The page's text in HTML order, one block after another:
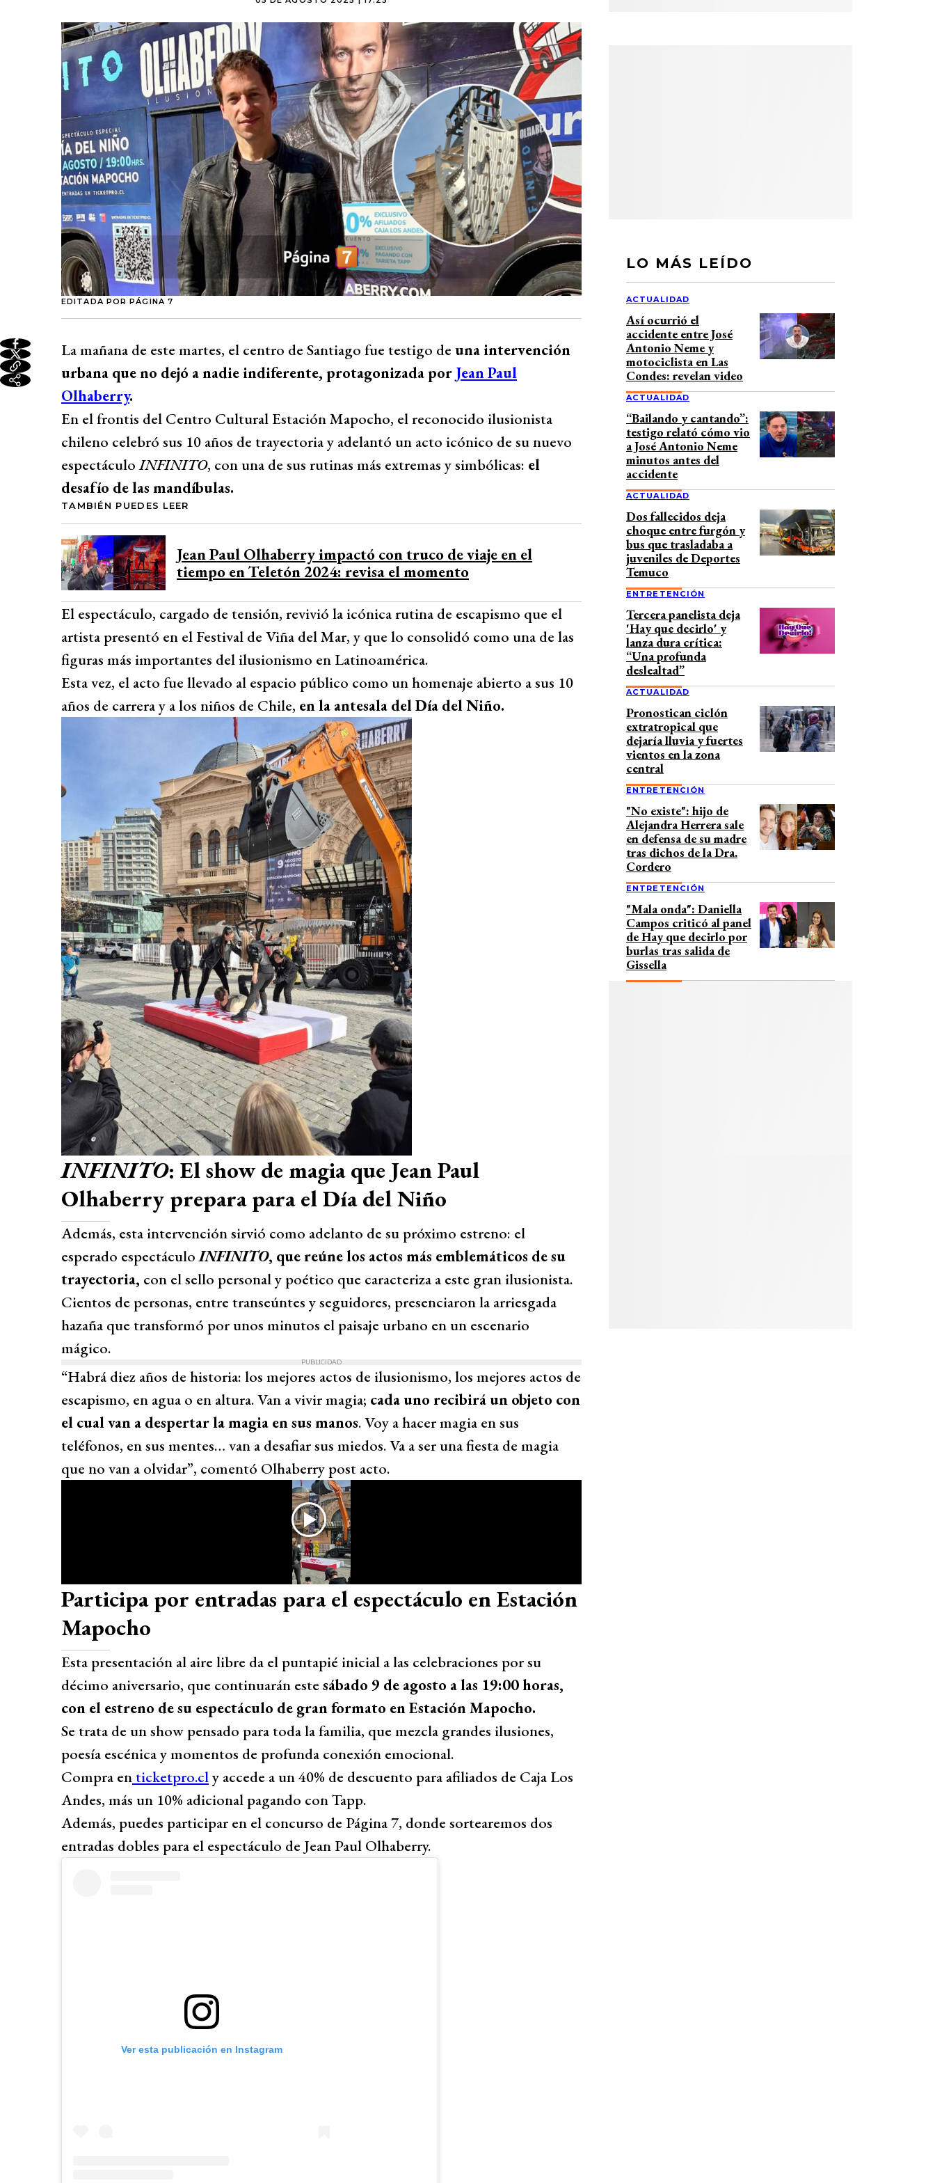
EDITADA POR PÁGINA 7
La mañana de este martes, el centro de Santiago fue testigo de una intervención
urbana que no dejó a nadie indiferente, protagonizada por Jean Paul
Olhaberry.
En el frontis del Centro Cultural Estación Mapocho, el reconocido ilusionista
chileno celebró sus 10 años de trayectoria y adelantó un acto icónico de su nuevo
espectáculoINFINITO, con una de sus rutinas más extremas y simbólicas: el
desafío de las mandíbulas.
TAMBIÉN PUEDES LEER
Jean Paul Olhaberry impactó con truco de viaje en el
tiempo en Teletón 2024: revisa el momento
El espectáculo, cargado de tensión, revivió la icónica rutina de escapismo que el
artista presentó en el Festival de Viña del Mar, y que lo consolidó como una de las
figuras más importantes del ilusionismo en Latinoamérica.
Esta vez, el acto fue llevado al espacio público como un homenaje abierto a sus 10
años de carrera y a los niños de Chile, en la antesala del Día del Niño.
INFINITO: El show de magia que Jean Paul
Olhaberry prepara para el Día del Niño
Además, esta intervención sirvió como adelanto de su próximo estreno: el
esperado espectáculo INFINITO, que reúne los actos más emblemáticos de su
trayectoria, con el sello personal y poético que caracteriza a este gran ilusionista.
Cientos de personas, entre transeúntes y seguidores, presenciaron la arriesgada
hazaña que transformó por unos minutos el paisaje urbano en un escenario
mágico.
PUBLICIDAD
“Habrá diez años de historia: los mejores actos de ilusionismo, los mejores actos de
escapismo, en agua o en altura. Van a vivir magia; cada uno recibirá un objeto con
el cual van a despertar la magia en sus manos. Voy a hacer magia en sus
teléfonos, en sus mentes… van a desafiar sus miedos. Va a ser una fiesta de magia
que no van a olvidar”, comentó Olhaberry post acto.
Participa por entradas para el espectáculo en Estación
Mapocho
Esta presentación al aire libre da el puntapié inicial a las celebraciones por su
décimo aniversario, que continuarán este sábado 9 de agosto a las 19:00 horas,
con el estreno de su espectáculo de gran formato en Estación Mapocho.
Se trata de un show pensado para toda la familia, que mezcla grandes ilusiones,
poesía escénica y momentos de profunda conexión emocional.
Compra en ticketpro.cly accede a un 40% de descuento para afiliados de Caja Los
Andes, más un 10% adicional pagando con Tapp.
Además, puedes participar en el concurso de Página 7, donde sortearemos dos
entradas dobles para el espectáculo de Jean Paul Olhaberry.
Ver esta publicación en Instagram
LO MÁS LEÍDO
ACTUALIDAD
Así ocurrió el
accidente entre José
Antonio Neme y
motociclista en Las
Condes: revelan video
ACTUALIDAD
“Bailando y cantando”:
testigo relató cómo vio
a José Antonio Neme
minutos antes del
accidente
ACTUALIDAD
Dos fallecidos deja
choque entre furgón y
bus que trasladaba a
juveniles de Deportes
Temuco
ENTRETENCIÓN
Tercera panelista deja
'Hay que decirlo' y
lanza dura crítica:
“Una profunda
deslealtad”
ACTUALIDAD
Pronostican ciclón
extratropical que
dejaría lluvia y fuertes
vientos en la zona
central
ENTRETENCIÓN
"No existe": hijo de
Alejandra Herrera sale
en defensa de su madre
tras dichos de la Dra.
Cordero
ENTRETENCIÓN
"Mala onda": Daniella
Campos criticó al panel
de Hay que decirlo por
burlas tras salida de
Gissella